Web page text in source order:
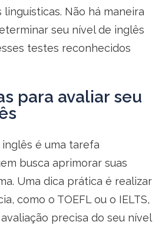
Não há maneira
seu nível de inglês
testes reconhecidos
para avaliar seu
é uma tarefa
busca aprimorar suas
Uma dica prática é realizar
como o TOEFL ou o IELTS,
precisa do seu nível